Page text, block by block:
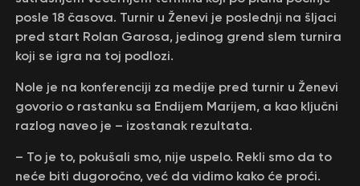
posle 18 časova. Turnir u Ženevi je poslednji na šljaci
pred start Rolan Garosa, jedinog grend slem turnira
koji se igra na toj podlozi.
Nole je na konferenciji za medije pred turnir u Ženevi
govorio o rastanku sa Endijem Marijem, a kao ključni
razlog naveo je – izostanak rezultata.
– To je to, pokušali smo, nije uspelo. Rekli smo da to
neće biti dugoročno, već da vidimo kako će proći.